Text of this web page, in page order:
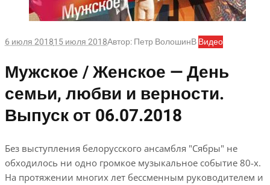
6 июля 201815 июля 2018Автор:Петр ВолошинВВидео
Мужское / Женское — День
семьи, любви и верности.
Выпуск от 06.07.2018
Без выступления белорусского ансамбля "Сябры" не
обходилось ни одно громкое музыкальное событие 80-х.
На протяжении многих лет бессменным руководителем и